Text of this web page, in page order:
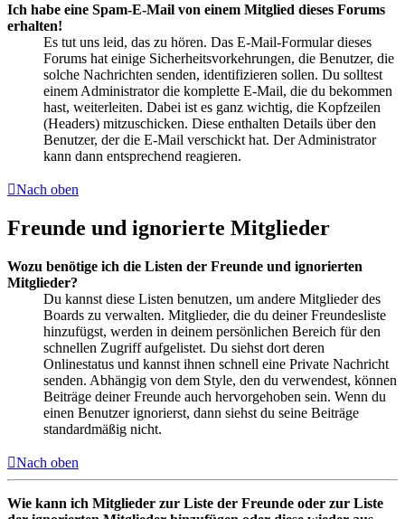
Ich habe eine Spam-E-Mail von einem Mitglied dieses Forums
erhalten!
Es tut uns leid, das zu hören. Das E-Mail-Formular dieses
Forums hat einige Sicherheitsvorkehrungen, die Benutzer, die
solche Nachrichten senden, identifizieren sollen. Du solltest
einem Administrator die komplette E-Mail, die du bekommen
hast, weiterleiten. Dabei ist es ganz wichtig, die Kopfzeilen
(Headers) mitzuschicken. Diese enthalten Details über den
Benutzer, der die E-Mail verschickt hat. Der Administrator
kann dann entsprechend reagieren.
Nach oben
Freunde und ignorierte Mitglieder
Wozu benötige ich die Listen der Freunde und ignorierten
Mitglieder?
Du kannst diese Listen benutzen, um andere Mitglieder des
Boards zu verwalten. Mitglieder, die du deiner Freundesliste
hinzufügst, werden in deinem persönlichen Bereich für den
schnellen Zugriff aufgelistet. Du siehst dort deren
Onlinestatus und kannst ihnen schnell eine Private Nachricht
senden. Abhängig von dem Style, den du verwendest, können
Beiträge deiner Freunde auch hervorgehoben sein. Wenn du
einen Benutzer ignorierst, dann siehst du seine Beiträge
standardmäßig nicht.
Nach oben
Wie kann ich Mitglieder zur Liste der Freunde oder zur Liste